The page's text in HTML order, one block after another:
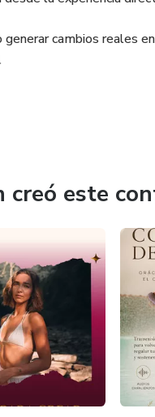
cambios reales
creó este